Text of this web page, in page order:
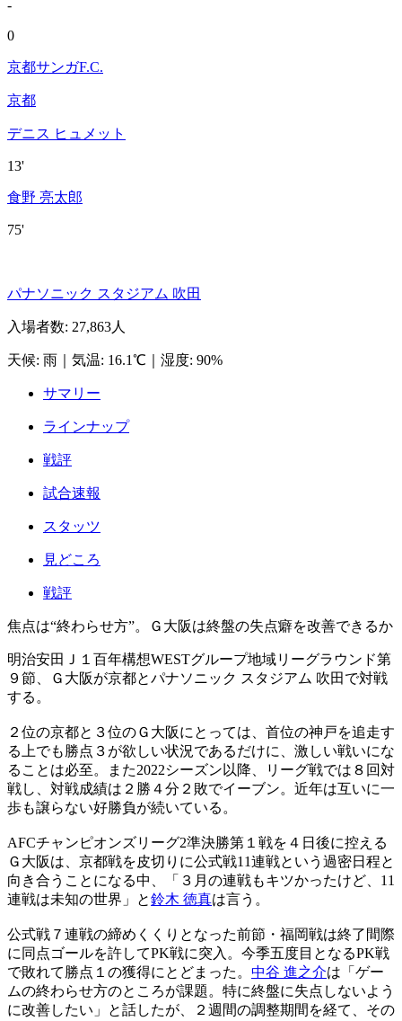
-
0
京都サンガF.C.
京都
デニス ヒュメット
13'
食野 亮太郎
75'
パナソニック スタジアム 吹田
入場者数: 27,863人
天候: 雨 気温: 16.1℃ 湿度: 90%
サマリー
ラインナップ
戦評
試合速報
スタッツ
見どころ
戦評
焦点は“終わらせ方”。Ｇ大阪は終盤の失点癖を改善できるか
明治安田Ｊ１百年構想WESTグループ地域リーグラウンド第
９節、Ｇ大阪が京都とパナソニック スタジアム 吹田で対戦
する。
２位の京都と３位のＧ大阪にとっては、首位の神戸を追走す
る上でも勝点３が欲しい状況であるだけに、激しい戦いにな
ることは必至。また2022シーズン以降、リーグ戦では８回対
戦し、対戦成績は２勝４分２敗でイーブン。近年は互いに一
歩も譲らない好勝負が続いている。
AFCチャンピオンズリーグ2準決勝第１戦を４日後に控える
Ｇ大阪は、京都戦を皮切りに公式戦11連戦という過密日程と
向き合うことになる中、「３月の連戦もキツかったけど、11
連戦は未知の世界」と鈴木 徳真は言う。
公式戦７連戦の締めくくりとなった前節・福岡戦は終了間際
に同点ゴールを許してPK戦に突入。今季五度目となるPK戦
で敗れて勝点１の獲得にとどまった。 中谷 進之介は「ゲー
ムの終わらせ方のところが課題。特に終盤に失点しないよう
に改善したい」と話したが、２週間の調整期間を経て、その